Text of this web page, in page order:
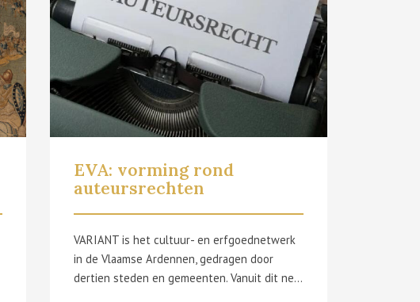
EVA: vorming rond
auteursrechten
VARIANT is het cultuur- en erfgoednetwerk
in de Vlaamse Ardennen, gedragen door
dertien steden en gemeenten. Vanuit dit netwerk versterkt ERFGOED VLAAMSE ARDENNEN, kortweg EVA, iedereen met een hart voor erfgoed: lokale besturen, verenigingen én geëngageerde inwoners. Met advies, expertise, een sterk netwerk, publieksprojecten, educatie, subsidies en een gratis uitleendienst voor educatief materiaal maakt EVA erfgoed zichtbaar. Erfgoed is er in vele vormen: • Roerend erfgoed – collecties, archieven … • Immaterieel erfgoed – dialecten, feesten, verhalen, ambachten, tradities … • Onroerend erfgoed – molens, een kapel, grafmonumenten, erfgoedbomen … Maar hoe ga je daar juridisch juist mee om? Op DONDERDAG 27 NOVEMBER organiseert EVA een vorming rond auteursrechten. Heb jij je al eens afgevraagd: • Mag ik eigen foto’s of historische beelden zomaar publiceren? • Hoe gebruik ik online afbeeldingen zonder problemen? • Hoe verwijs ik correct naar bronnen? Herkenbaar? Dan is deze vorming iets voor jou. De sessie wordt gegeven door Davy De Laeter van VZW-KLINIEK. VZW-KLINIEK is gespecialiseerd in het adviseren en begeleiden van verenigingen. Verwacht geen ingewikkelde advocatenpraat, maar heldere uitleg en concrete antwoorden op maat van historische en/of heemkundige verenigingen en andere erfgoedactoren. Stel je vragen en ga naar huis met praktische tips waar je meteen mee aan de slag kan.